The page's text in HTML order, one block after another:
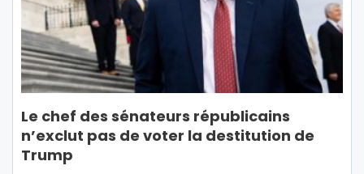
Le chef des sénateurs républicains
n’exclut pas de voter la destitution de
Trump